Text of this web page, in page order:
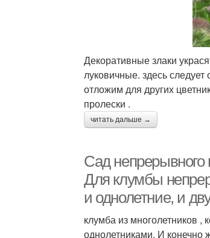
Декоративные злаки
луковичные. здесь
отложим для других
пролески .
читать дальше →
Сад непрерывного
Для клумбы
и однолетние, и
клумба из многолетников
однолетниками. И конечно